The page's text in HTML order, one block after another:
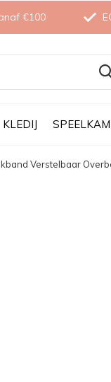
KLEDIJ
€100
Verstelbaar